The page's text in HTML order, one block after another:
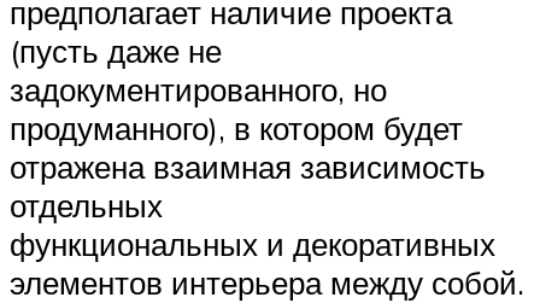
предполагает наличие проекта
(пусть даже не
задокументированного, но
продуманного), в котором будет
отражена взаимная зависимость
отдельных
функциональных и декоративных
элементов интерьера между собой.